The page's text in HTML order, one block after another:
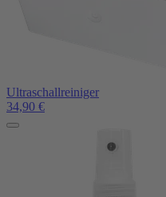
Ultraschallreiniger
34,90 €